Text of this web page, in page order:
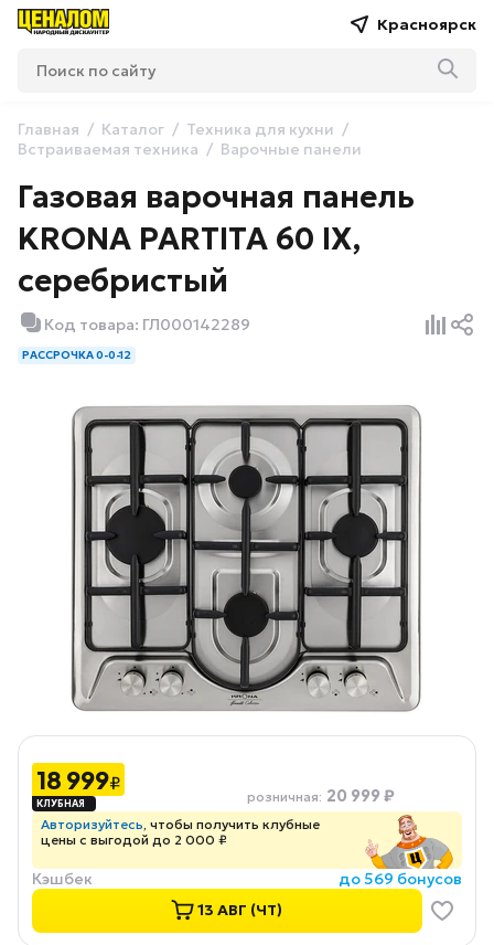
Красноярск
Главная Каталог
Техника для кухни
Встраиваемая техника
Варочные панели
Газовая варочная панель
KRONA PARTITA 60 IX,
серебристый
Код товара: ГЛ000142289
РАССРОЧКА 0-0-12
18 999₽
розничная: 20 999 ₽
Авторизуйтесь, чтобы получить клубные
цены с выгодой до 2 000 ₽
Кэшбек
до 569 бонусов
13 АВГ (ЧТ)